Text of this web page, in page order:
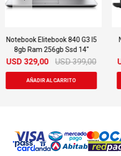
Notebook Dell Latitude 3480
I5/ 8 Gb Ram/ 240 Gb Ssd
USD 329,00 USD 369,00